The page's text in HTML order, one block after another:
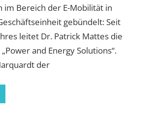
im Bereich der E-Mobilität in
gebündelt: Seit
leitet Dr. Patrick Mattes die
and Energy Solutions“.
der